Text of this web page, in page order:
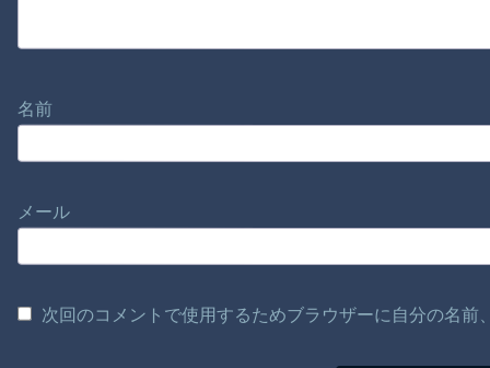
名前
メール
次回のコメントで使用するためブラウザーに自分の名